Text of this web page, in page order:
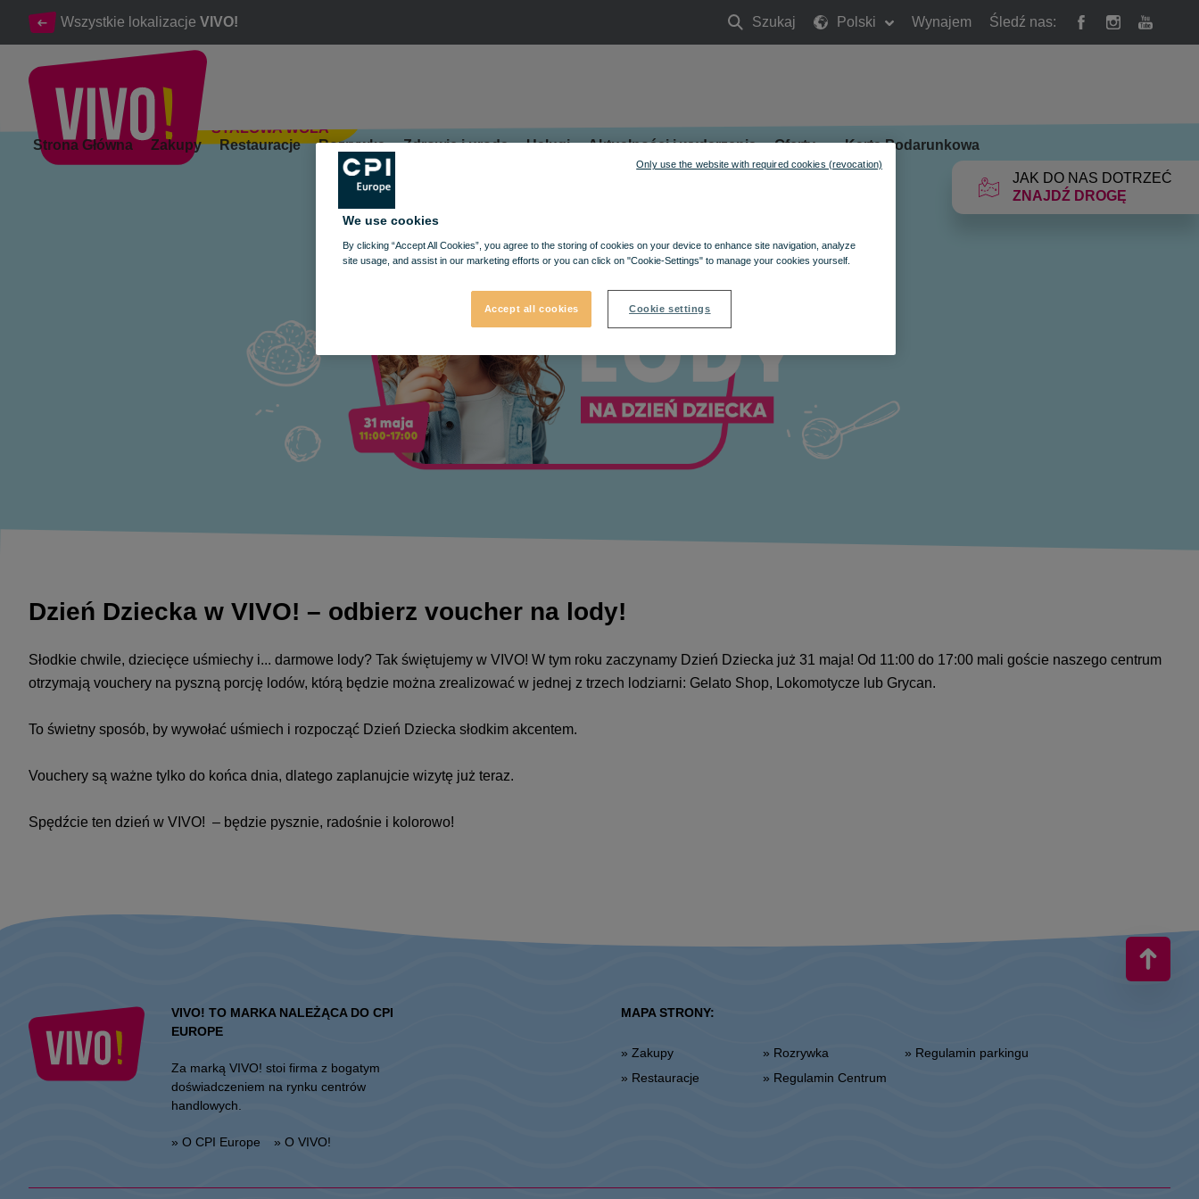
Wszystkie lokalizacje VIVO! Szukaj
Szukaj
Polski Wynajem Śledź nas:
JAK DO NAS DOTRZEĆ
ZNAJDŹ DROGĘ
STALOWA WOLA
Strona Główna Zakupy Restauracje Rozrywka Zdrowie i uroda Usługi Aktualności i wydarzenia Oferty »Karta Podarunkowa
Dzień Dziecka w VIVO! – odbierz voucher na lody!
Dzień Dziecka w VIVO! – odbierz voucher na lody!
Słodkie chwile, dziecięce uśmiechy i... darmowe lody? Tak świętujemy w VIVO! W tym roku zaczynamy Dzień Dziecka już 31 maja! Od 11:00 do 17:00 mali goście naszego centrum
otrzymają vouchery na pyszną porcję lodów, którą będzie można zrealizować w jednej z trzech lodziarni: Gelato Shop, Lokomotycze lub Grycan.
To świetny sposób, by wywołać uśmiech i rozpocząć Dzień Dziecka słodkim akcentem.
Vouchery są ważne tylko do końca dnia, dlatego zaplanujcie wizytę już teraz.
Spędźcie ten dzień w VIVO! – będzie pysznie, radośnie i kolorowo!
VIVO! TO MARKA NALEŻĄCA DO CPI
EUROPE
Za marką VIVO! stoi firma z bogatym
doświadczeniem na rynku centrów
handlowych.
» O CPI Europe » O VIVO!
MAPA STRONY:
» Zakupy
» Restauracje
» Rozrywka
» Regulamin Centrum
» Regulamin parkingu
We use cookies
By clicking “Accept All Cookies”, you agree to the storing of cookies on your device to enhance site navigation, analyze
site usage, and assist in our marketing efforts or you can click on "Cookie-Settings" to manage your cookies yourself.
Accept all cookies Cookie settings
Only use the website with required cookies (revocation)